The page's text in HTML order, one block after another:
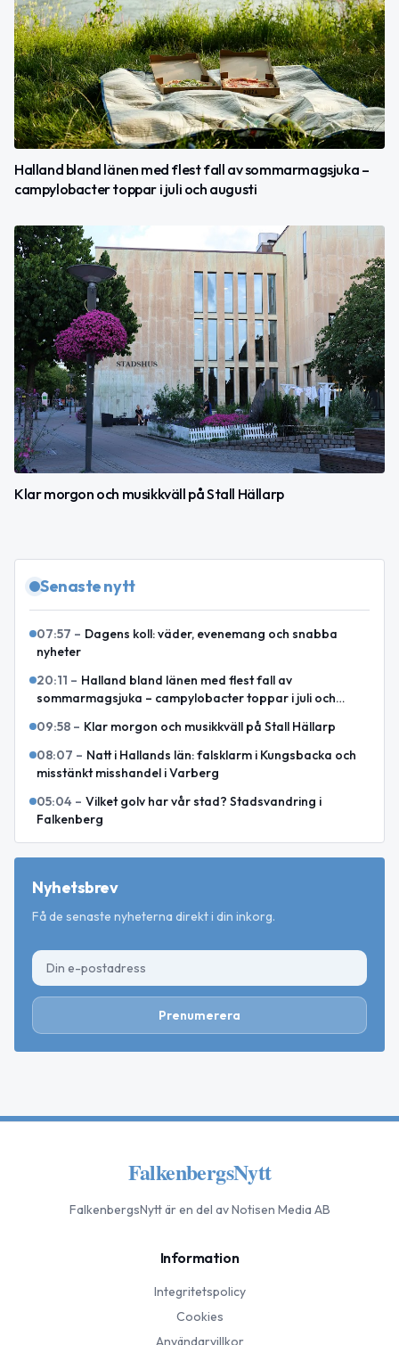
Halland bland länen med flest fall av sommarmagsjuka –
campylobacter toppar i juli och augusti
Klar morgon och musikkväll på Stall Hällarp
Senaste nytt
07:57 – Dagens koll: väder, evenemang och snabba
nyheter
20:11 – Halland bland länen med flest fall av
sommarmagsjuka – campylobacter toppar i juli och
09:58 – Klar morgon och musikkväll på Stall Hällarp
08:07 – Natt i Hallands län: falsklarm i Kungsbacka och
misstänkt misshandel i Varberg
05:04 – Vilket golv har vår stad? Stadsvandring i
Falkenberg
Nyhetsbrev
Få de senaste nyheterna direkt i din inkorg.
Prenumerera
FalkenbergsNytt
FalkenbergsNyttär en del av Notisen Media AB
Information
Integritetspolicy
Cookies
Användarvillkor